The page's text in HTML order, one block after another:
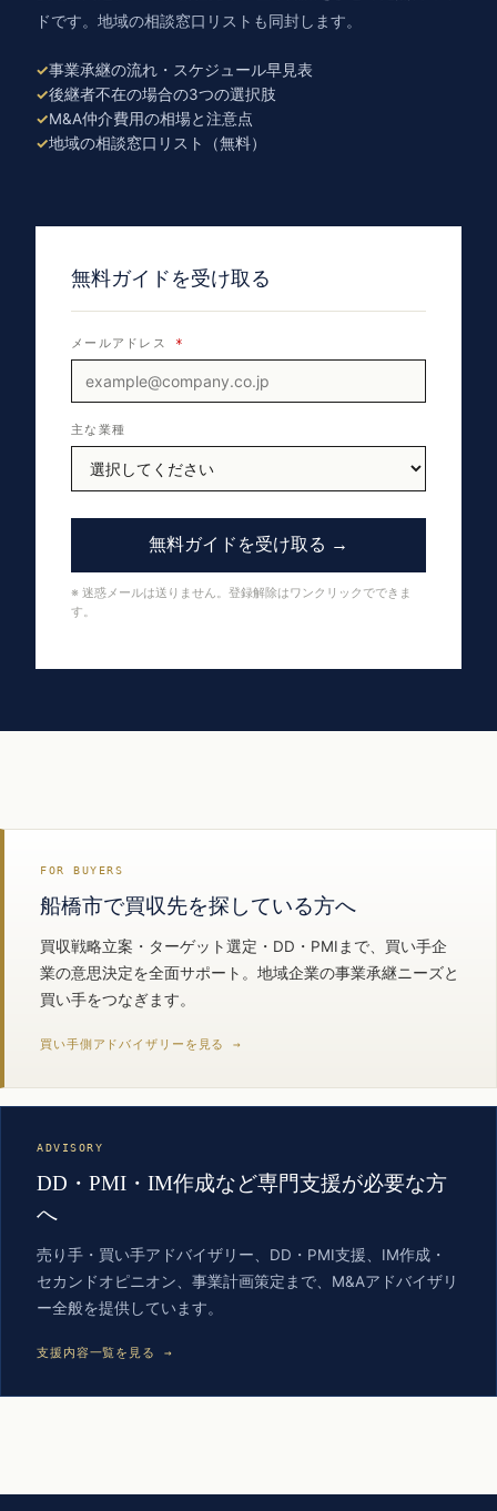
ドです。地域の相談窓口リストも同封します。
事業承継の流れ・スケジュール早見表
後継者不在の場合の3つの選択肢
M&A仲介費用の相場と注意点
地域の相談窓口リスト（無料）
無料ガイドを受け取る
メールアドレス *
主な業種
無料ガイドを受け取る →
※ 迷惑メールは送りません。登録解除はワンクリックでできま
す。
FOR BUYERS
船橋市で買収先を探している方へ
買収戦略立案・ターゲット選定・DD・PMIまで、買い手企
業の意思決定を全面サポート。地域企業の事業承継ニーズと
買い手をつなぎます。
買い手側アドバイザリーを見る →
ADVISORY
DD・PMI・IM作成など専門支援が必要な方
へ
売り手・買い手アドバイザリー、DD・PMI支援、IM作成・
セカンドオピニオン、事業計画策定まで、M&Aアドバイザリ
ー全般を提供しています。
支援内容一覧を見る →